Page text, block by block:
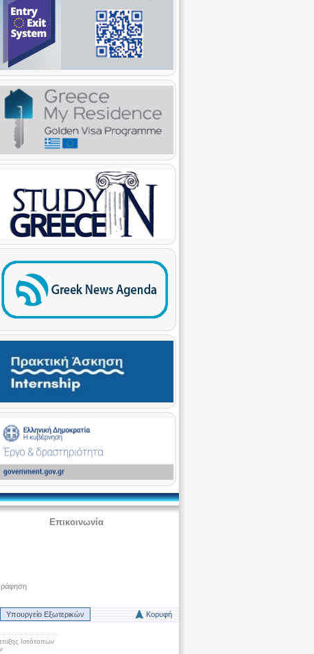
Επικοινωνία
Υπουργείο Εξωτερικών Κορυφή
Ιστότοπων